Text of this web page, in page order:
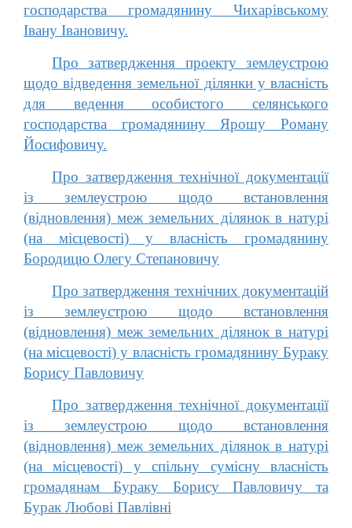
господарства громадянину Чихарівському
Івану Івановичу.
Про затвердження проекту землеустрою
щодо відведення земельної ділянки у власність
для ведення особистого селянського
господарства громадянину Ярошу Роману
Йосифовичу.
Про затвердження технічної документації
із землеустрою щодо встановлення
(відновлення) меж земельних ділянок в натурі
(на місцевості) у власність громадянину
Бородицю Олегу Степановичу
Про затвердження технічних документацій
із землеустрою щодо встановлення
(відновлення) меж земельних ділянок в натурі
(на місцевості) у власність громадянину Бураку
Борису Павловичу
Про затвердження технічної документації
із землеустрою щодо встановлення
(відновлення) меж земельних ділянок в натурі
(на місцевості) у спільну сумісну власність
громадянам Бураку Борису Павловичу та
Бурак Любові Павлівні